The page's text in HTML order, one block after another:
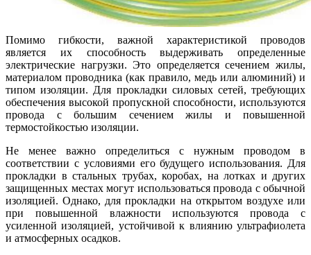
Помимо гибкости, важной характеристикой проводов
является их способность выдерживать определенные
электрические нагрузки. Это определяется сечением жилы,
материалом проводника (как правило, медь или алюминий) и
типом изоляции. Для прокладки силовых сетей, требующих
обеспечения высокой пропускной способности, используются
провода с большим сечением жилы и повышенной
термостойкостью изоляции.
Не менее важно определиться с нужным проводом в
соответствии с условиями его будущего использования. Для
прокладки в стальных трубах, коробах, на лотках и других
защищенных местах могут использоваться провода с обычной
изоляцией. Однако, для прокладки на открытом воздухе или
при повышенной влажности используются провода с
усиленной изоляцией, устойчивой к влиянию ультрафиолета
и атмосферных осадков.